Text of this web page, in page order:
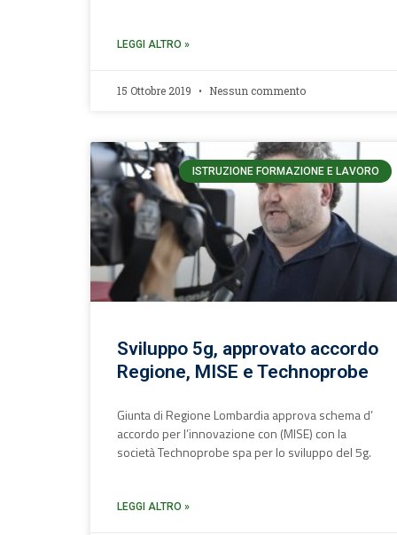
LEGGI ALTRO »
15 Ottobre 2019 Nessun commento
ISTRUZIONE FORMAZIONE E LAVORO
Sviluppo 5g, approvato accordo
Regione, MISE e Technoprobe
Giunta di Regione Lombardia approva schema d’
accordo per l’innovazione con (MISE) con la
società Technoprobe spa per lo sviluppo del 5g.
LEGGI ALTRO »